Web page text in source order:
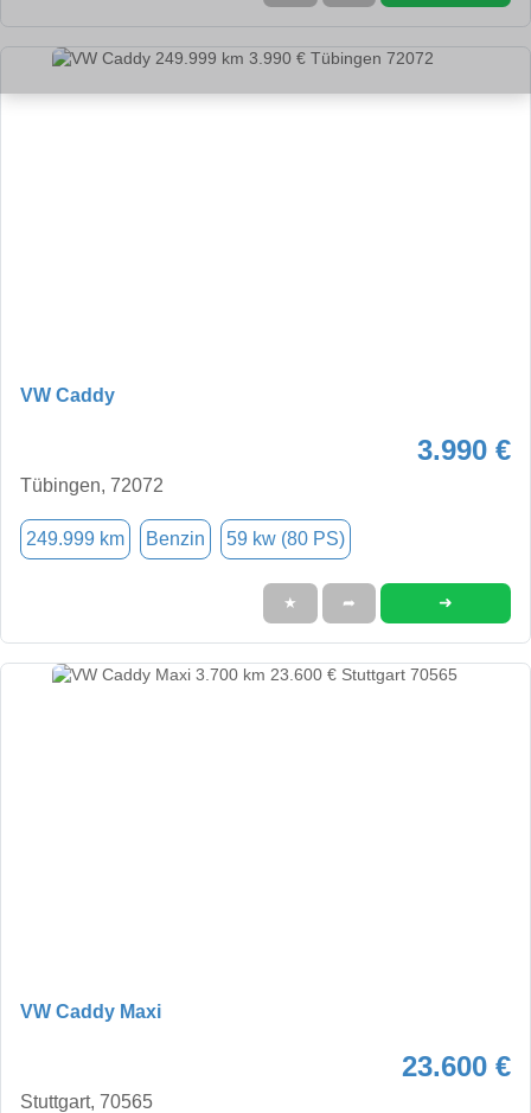
VW Caddy
3.990 €
Tübingen, 72072
249.999 km Benzin 59 kw (80 PS)
★ ➦ ➜
VW Caddy Maxi
23.600 €
Stuttgart, 70565